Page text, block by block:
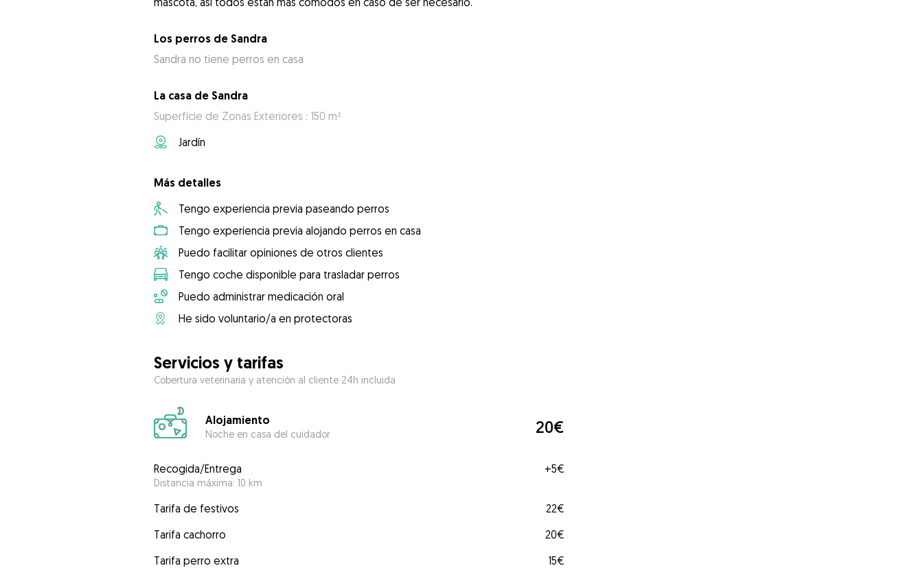
Los perros de Sandra
Sandra no tiene perros en casa
La casa de Sandra
Superficie de Zonas Exteriores : 150 m²
Jardín
Más detalles
Tengo experiencia previa paseando perros
Tengo experiencia previa alojando perros en casa
Puedo facilitar opiniones de otros clientes
Tengo coche disponible para trasladar perros
Puedo administrar medicación oral
He sido voluntario/a en protectoras
Servicios y tarifas
Cobertura veterinaria y atención al cliente 24h incluida
Alojamiento
Noche en casa del cuidador 20€
Recogida/Entrega
Distancia máxima: 10 km
+5€
Tarifa de festivos
22€
Tarifa cachorro
20€
Tarifa perro extra
15€